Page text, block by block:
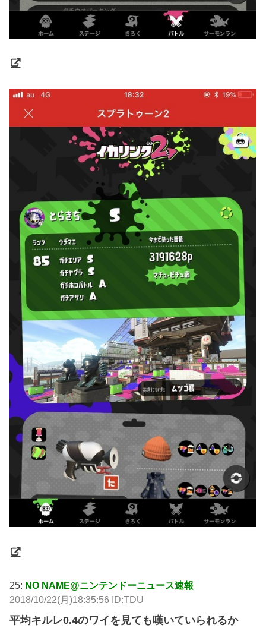
25: NO NAME@ニンテンドーニュース速報
2018/10/22(月)18:35:56 ID:TDU
平均キルレ0.4のワイを見ても嘆いていられるか